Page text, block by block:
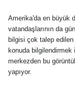
Amerika'da en büyük
vatandaşlarının da
bilgisi çok talep
konuda bilgilendirmek
merkezden bu
yapıyor.